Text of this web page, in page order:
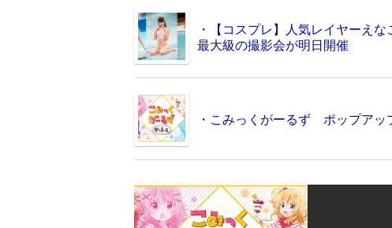
・【コスプレ】人気レイヤーえ
最大級の撮影会が明日開催
・こみっくがーるず ポップアッ